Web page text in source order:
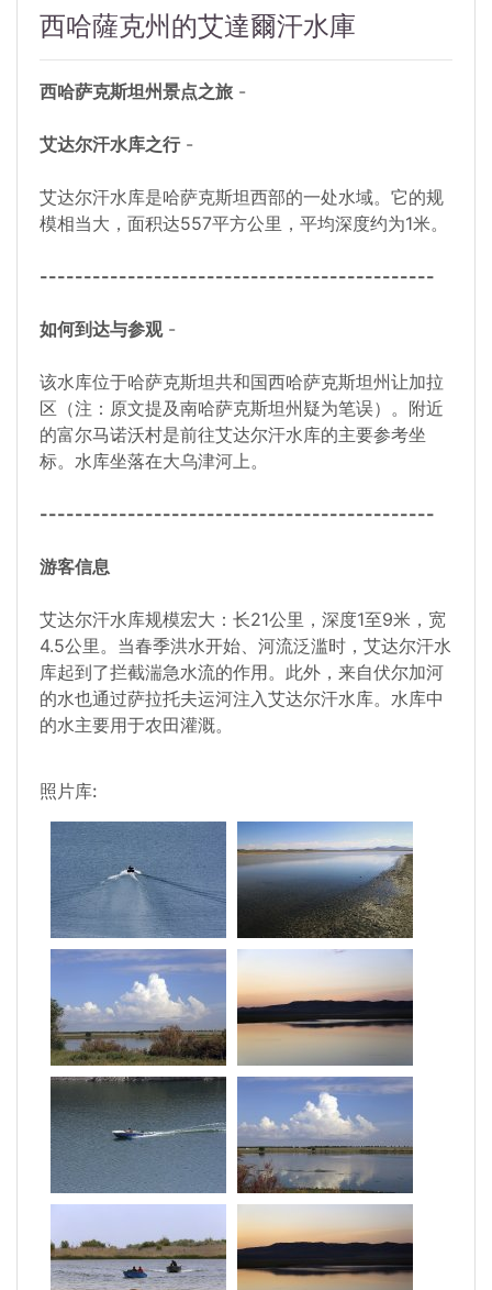
西哈薩克州的艾達爾汗水庫
西哈萨克斯坦州景点之旅 -
艾达尔汗水库之行-
艾达尔汗水库是哈萨克斯坦西部的一处水域。它的规
模相当大，面积达557平方公里，平均深度约为1米。
---------------------------------------------
如何到达与参观-
该水库位于哈萨克斯坦共和国西哈萨克斯坦州让加拉
区（注：原文提及南哈萨克斯坦州疑为笔误）。附近
的富尔马诺沃村是前往艾达尔汗水库的主要参考坐
标。水库坐落在大乌津河上。
---------------------------------------------
游客信息
艾达尔汗水库规模宏大：长21公里，深度1至9米，宽
4.5公里。当春季洪水开始、河流泛滥时，艾达尔汗水
库起到了拦截湍急水流的作用。此外，来自伏尔加河
的水也通过萨拉托夫运河注入艾达尔汗水库。水库中
的水主要用于农田灌溉。
照片库: